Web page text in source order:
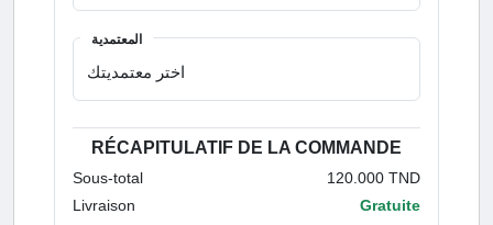
المعتمدية
RÉCAPITULATIF DE LA COMMANDE
Sous-total
120.000 TND
Livraison
Gratuite